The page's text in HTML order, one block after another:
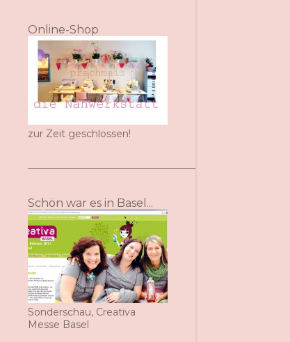
Online-Shop
zur Zeit geschlossen!
Schön war es in Basel...
Sonderschau, Creativa
Messe Basel